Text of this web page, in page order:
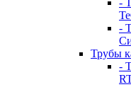
-
-
Трубы
-